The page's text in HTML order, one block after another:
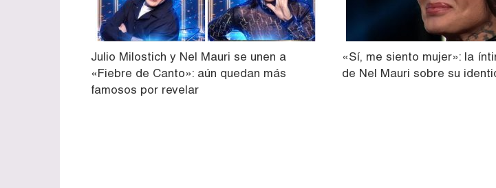
Julio Milostich y Nel Mauri se unen a
«Fiebre de Canto»: aún quedan más
famosos por revelar
«Sí, me siento mujer»: la
de Nel Mauri sobre su